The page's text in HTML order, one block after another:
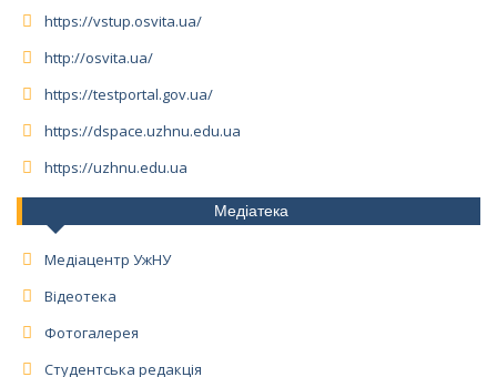
https://vstup.osvita.ua/
http://osvita.ua/
https://testportal.gov.ua/
https://dspace.uzhnu.edu.ua
https://uzhnu.edu.ua
Медіатека
Медіацентр УжНУ
Відеотека
Фотогалерея
Студентська редакція